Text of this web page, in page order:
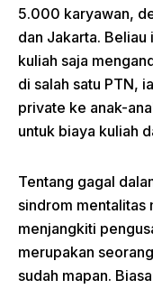
5.000 karyawan,
dan Jakarta.
kuliah saja
di salah satu PTN,
private ke anak-
untuk biaya kuliah
Tentang gagal
sindrom mentalitas
menjangkiti
merupakan
sudah mapan.